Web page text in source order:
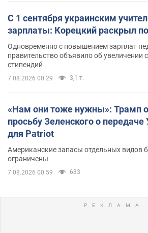
С 1 сентября украинским
зарплаты: Корецкий раскрыл
Одновременно с повышением зарплат
правительство объявило об увеличении
стипендий
7.08.2026 00:29 3,1 т.
«Нам они тоже нужны»: Трамп
просьбу Зеленского о передаче
для Patriot
Американские запасы отдельных видов
ограничены
7.08.2026 00:59 633